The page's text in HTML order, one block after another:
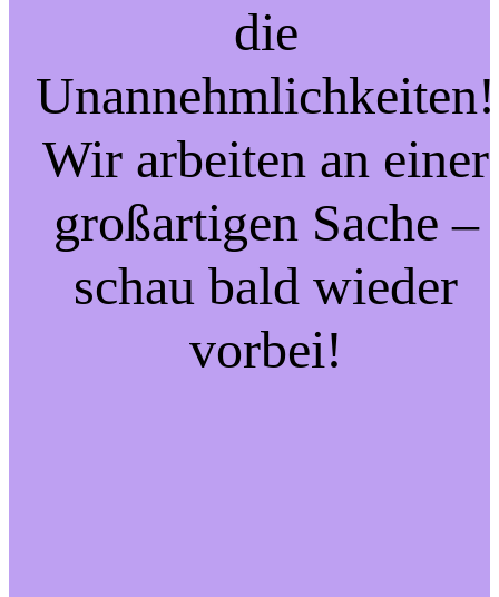
die
Unannehmlichkeiten!
Wir arbeiten an einer
großartigen Sache –
schau bald wieder
vorbei!